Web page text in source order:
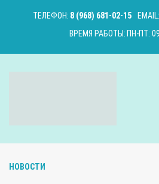
ТЕЛЕФОН: 8 (968) 681-02-15 EMAIL:
ВРЕМЯ РАБОТЫ: ПН-ПТ:
НОВОСТИ